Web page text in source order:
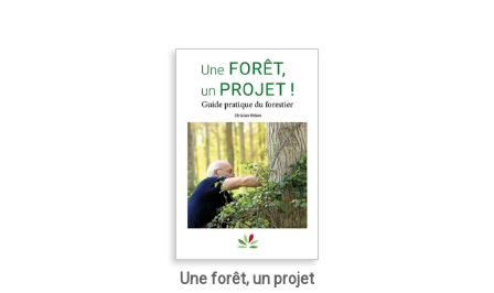
Une forêt, un projet